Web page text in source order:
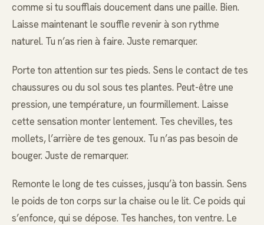
comme si tu soufflais doucement dans une paille. Bien.
Laisse maintenant le souffle revenir à son rythme
naturel. Tu n’as rien à faire. Juste remarquer.
Porte ton attention sur tes pieds. Sens le contact de tes
chaussures ou du sol sous tes plantes. Peut-être une
pression, une température, un fourmillement. Laisse
cette sensation monter lentement. Tes chevilles, tes
mollets, l’arrière de tes genoux. Tu n’as pas besoin de
bouger. Juste de remarquer.
Remonte le long de tes cuisses, jusqu’à ton bassin. Sens
le poids de ton corps sur la chaise ou le lit. Ce poids qui
s’enfonce, qui se dépose. Tes hanches, ton ventre. Le